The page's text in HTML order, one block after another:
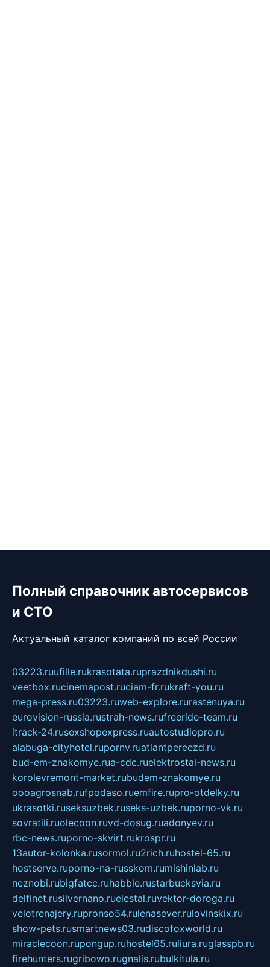
Полный справочник автосервисов
и СТО
Актуальный каталог компаний по всей России
03223.ruufille.rukrasotata.ruprazdnikdushi.ru
veetbox.rucinemapost.ruciam-fr.rukraft-you.ru
mega-press.ru03223.ruweb-explore.rurastenuya.ru
eurovision-russia.rustrah-news.rufreeride-team.ru
itrack-24.rusexshopexpress.ruautostudiopro.ru
alabuga-cityhotel.rupornv.ruatlantpereezd.ru
bud-em-znakomye.rua-cdc.ruelektrostal-news.ru
korolevremont-market.rubudem-znakomye.ru
oooagrosnab.rufpodaso.ruemfire.rupro-otdelky.ru
ukrasotki.ruseksuzbek.ruseks-uzbek.ruporno-vk.ru
sovratili.ruolecoon.ruvd-dosug.ruadonyev.ru
rbc-news.ruporno-skvirt.rukrospr.ru
13autor-kolonka.rusormol.ru2rich.ruhostel-65.ru
hostserve.ruporno-na-russkom.rumishinlab.ru
neznobi.rubigfatcc.ruhabble.rustarbucksvia.ru
delfinet.rusilvernano.ruelestal.ruvektor-doroga.ru
velotrenajery.rupronso54.rulenasever.rulovinskix.ru
show-pets.rusmartnews03.rudiscofoxworld.ru
miraclecoon.rupongup.ruhostel65.ruliura.ruglasspb.ru
firehunters.rugribowo.rugnalis.rubulkitula.ru